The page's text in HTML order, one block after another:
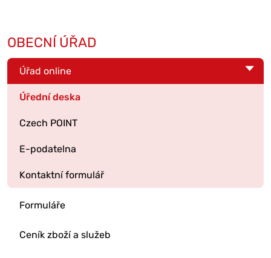
OBECNÍ ÚŘAD
Úřad online
Úřední deska
Czech POINT
E-podatelna
Kontaktní formulář
Formuláře
Ceník zboží a služeb